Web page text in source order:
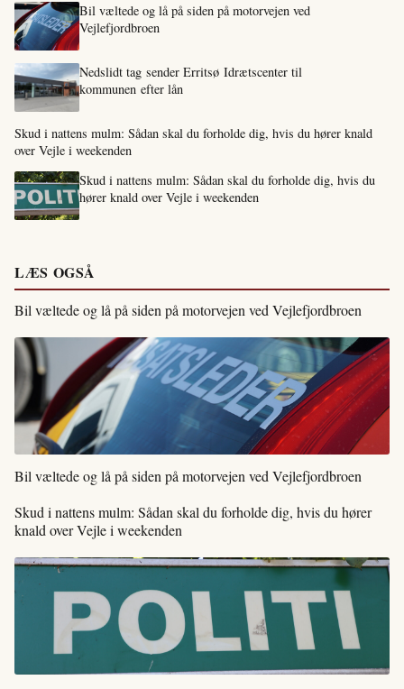
Bil væltede og lå på siden på motorvejen ved
Vejlefjordbroen
Nedslidt tag sender Erritsø Idrætscenter til
kommunen efter lån
Skud i nattens mulm: Sådan skal du forholde dig, hvis du hører knald
over Vejle i weekenden
Skud i nattens mulm: Sådan skal du forholde dig, hvis du
hører knald over Vejle i weekenden
LÆS OGSÅ
Bil væltede og lå på siden på motorvejen ved Vejlefjordbroen
Bil væltede og lå på siden på motorvejen ved Vejlefjordbroen
Skud i nattens mulm: Sådan skal du forholde dig, hvis du hører
knald over Vejle i weekenden